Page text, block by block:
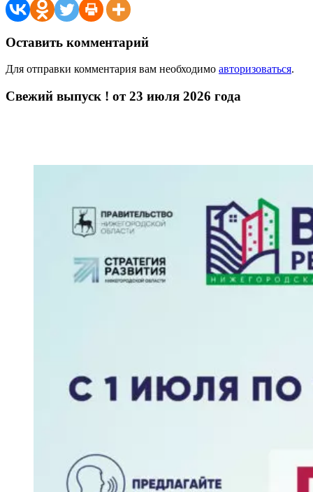
Оставить комментарий
Для отправки комментария вам необходимо авторизоваться.
Свежий выпуск ! от 23 июля 2026 года